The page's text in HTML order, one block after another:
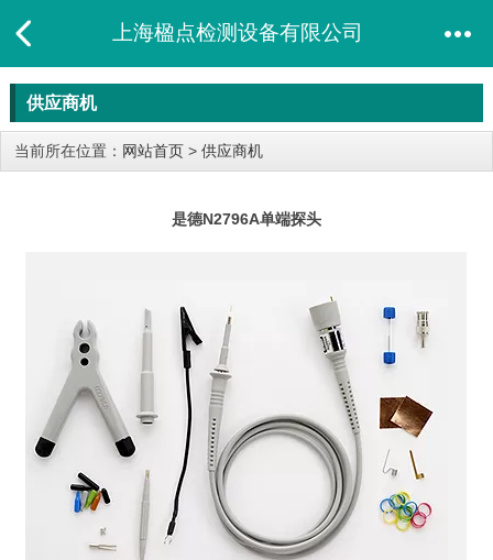
上海楹点检测设备有限公司
供应商机
当前所在位置： 网站首页 > 供应商机
是德N2796A单端探头​